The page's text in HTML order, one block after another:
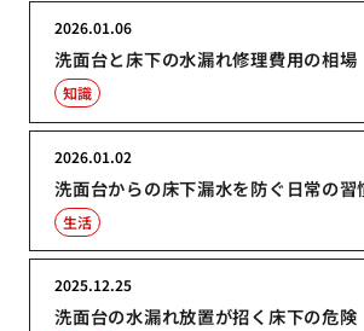
洗面台と床下の水漏れ修理費用の相場
2026.01.06
知識
洗面台からの床下漏水を防ぐ日常の習
2026.01.02
生活
洗面台の水漏れ放置が招く床下の危険
2025.12.25